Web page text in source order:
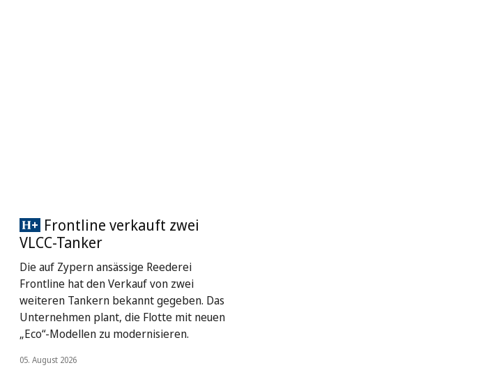
Frontline verkauft zwei
VLCC-Tanker
Die auf Zypern ansässige Reederei
Frontline hat den Verkauf von zwei
weiteren Tankern bekannt gegeben. Das
Unternehmen plant, die Flotte mit neuen
„Eco“-Modellen zu modernisieren.
05. August 2026